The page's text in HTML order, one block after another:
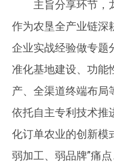
主旨分享环节，
作为农垦全产业链深
企业实战经验做专题
准化基地建设、功能
产、全渠道终端布局
依托自主专利技术推
化订单农业的创新模
弱加工、弱品牌”痛